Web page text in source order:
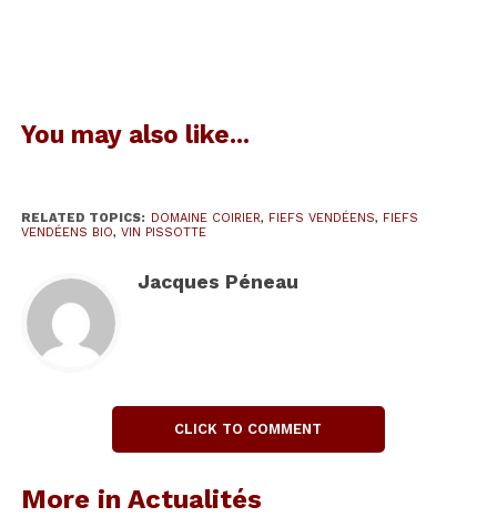
l’ancienne étiquette d’export
You may also like...
RELATED TOPICS: DOMAINE COIRIER, FIEFS VENDÉENS, FIEFS
VENDÉENS BIO, VIN PISSOTTE
Jacques Péneau
CLICK TO COMMENT
More in Actualités